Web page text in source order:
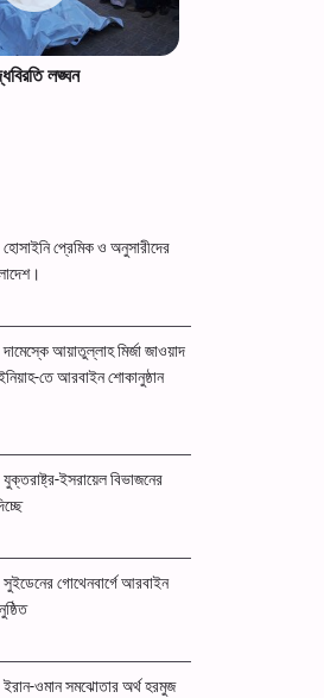
লঙ্ঘন
হোসাইনি প্রেমিক ও অনুসারীদের
দামেস্কে আয়াতুল্লাহ মির্জা জাওয়াদ
তে আরবাইন শোকানুষ্ঠান
যুক্তরাষ্ট্র-ইসরায়েল বিভাজনের
সুইডেনের গোথেনবার্গে আরবাইন
ইরান-ওমান সমঝোতার অর্থ হরমুজ